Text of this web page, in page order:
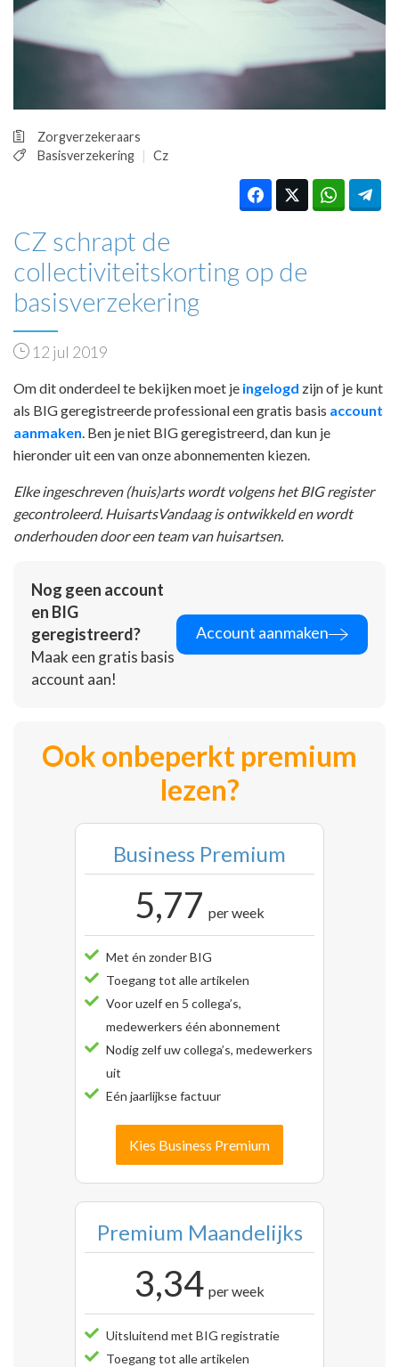
TARIEVEN
VPHUISARTSEN
REGISTRATIE
Zorgverzekeraars
Basisverzekering
Cz
CZ schrapt de
collectiviteitskorting op de
basisverzekering
12 jul 2019
Om dit onderdeel te bekijken moet je ingelogd zijn of je kunt
als BIG geregistreerde professional een gratis basis account
aanmaken . Ben je niet BIG geregistreerd, dan kun je
hieronder uit een van onze abonnementen kiezen.
Elke ingeschreven (huis)arts wordt volgens het BIG register
gecontroleerd. HuisartsVandaag is ontwikkeld en wordt
onderhouden door een team van huisartsen.
Nog geen account
en BIG
geregistreerd?
Maak een gratis basis
account aan!
Account aanmaken
Ook onbeperkt premium
lezen?
Business Premium
5,77 per week
Met én zonder BIG
Toegang tot alle artikelen
Voor uzelf en 5 collega’s,
medewerkers één abonnement
Nodig zelf uw collega’s, medewerkers
uit
Eén jaarlijkse factuur
Kies Business Premium
Premium Maandelijks
3,34 per week
Uitsluitend met BIG registratie
Toegang tot alle artikelen